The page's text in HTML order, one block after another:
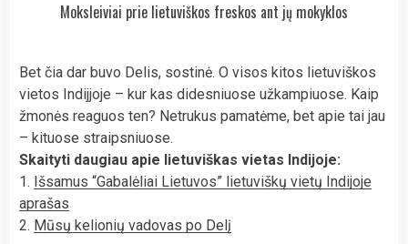
Moksleiviai prie lietuviškos freskos ant jų mokyklos
Bet čia dar buvo Delis, sostinė. O visos kitos lietuviškos
vietos Indijjoje – kur kas didesniuose užkampiuose. Kaip
žmonės reaguos ten? Netrukus pamatėme, bet apie tai jau
– kituose straipsniuose.
Skaityti daugiau apie lietuviškas vietas Indijoje:
1. Išsamus “Gabalėliai Lietuvos” lietuviškų vietų Indijoje
aprašas
2. Mūsų kelionių vadovas po Delį